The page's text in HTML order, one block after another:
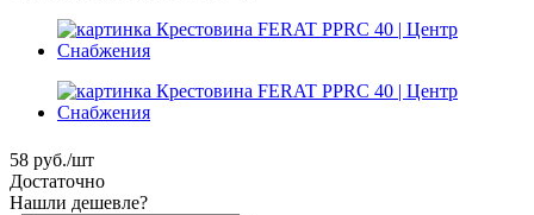
58 руб./шт
Достаточно
Нашли дешевле?